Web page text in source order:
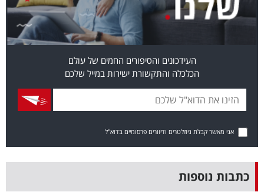
אחרינו:
העידכונים והסיפורים החמים של עולם
הכלכלה והתקשורת ישירות במייל שלכם
אני מאשר קבלת ניוזלטרים ודיוורים פרסומיים בדוא"ל
כתבות נוספות